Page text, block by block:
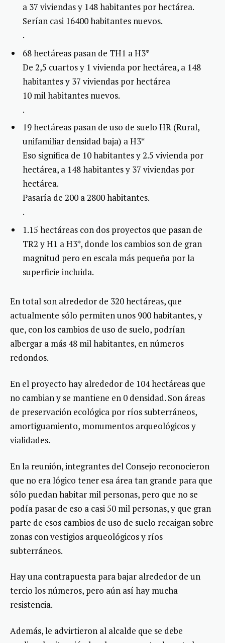
a 37 viviendas y 148 habitantes por hectárea.
Serían casi 16400 habitantes nuevos.
.
68 hectáreas pasan de TH1 a H3*
De 2,5 cuartos y 1 vivienda por hectárea, a 148
habitantes y 37 viviendas por hectárea
10 mil habitantes nuevos.
.
19 hectáreas pasan de uso de suelo HR (Rural,
unifamiliar densidad baja) a H3*
Eso significa de 10 habitantes y 2.5 vivienda por
hectárea, a 148 habitantes y 37 viviendas por
hectárea.
Pasaría de 200 a 2800 habitantes.
.
1.15 hectáreas con dos proyectos que pasan de
TR2 y H1 a H3*, donde los cambios son de gran
magnitud pero en escala más pequeña por la
superficie incluida.
En total son alrededor de 320 hectáreas, que
actualmente sólo permiten unos 900 habitantes, y
que, con los cambios de uso de suelo, podrían
albergar a más 48 mil habitantes, en números
redondos.
En el proyecto hay alrededor de 104 hectáreas que
no cambian y se mantiene en 0 densidad. Son áreas
de preservación ecológica por ríos subterráneos,
amortiguamiento, monumentos arqueológicos y
vialidades.
En la reunión, integrantes del Consejo reconocieron
que no era lógico tener esa área tan grande para que
sólo puedan habitar mil personas, pero que no se
podía pasar de eso a casi 50 mil personas, y que gran
parte de esos cambios de uso de suelo recaigan sobre
zonas con vestigios arqueológicos y ríos
subterráneos.
Hay una contrapuesta para bajar alrededor de un
tercio los números, pero aún así hay mucha
resistencia.
Además, le advirtieron al alcalde que se debe